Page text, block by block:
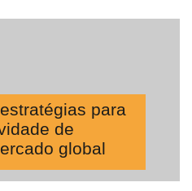
para
de
global